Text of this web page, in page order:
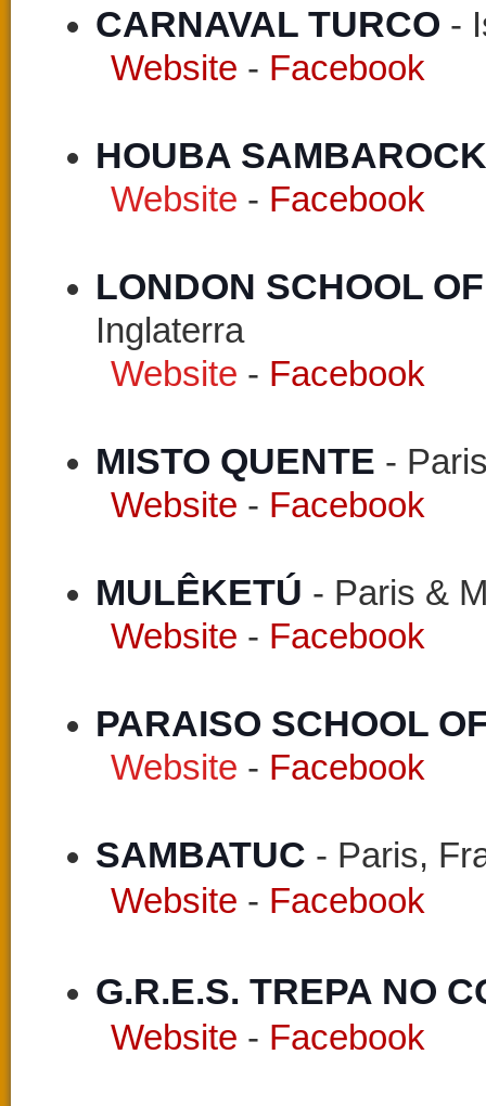
CARNAVAL TURCO -
Website - Facebook
HOUBA
Website - Facebook
LONDON SCHOOL
Inglaterra
Website - Facebook
MISTO QUENTE -
Website - Facebook
MULÊKETÚ - Paris &
Website - Facebook
PARAISO SCHOOL
Website - Facebook
SAMBATUC - Paris,
Website - Facebook
G.R.E.S. TREPA NO
Website - Facebook